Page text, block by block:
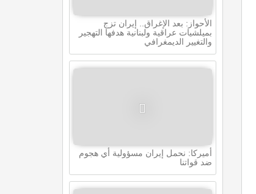
الأحواز: بعد الإغراق.. إيران تزج
بميلشيات عراقية ولبنانية هدفها التهجير
والتغيير الديمغرافي
أميركا: نحمل إيران مسؤولية أي هجوم
ضد قواتنا